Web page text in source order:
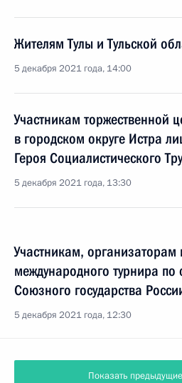
Жителям Тулы и Тульской
5 декабря 2021 года, 14:00
Участникам торжественной
в городском округе Истра
Героя Социалистического
5 декабря 2021 года, 13:30
Участникам, организаторам
международного турнира по
Союзного государства
5 декабря 2021 года, 12:30
Показать